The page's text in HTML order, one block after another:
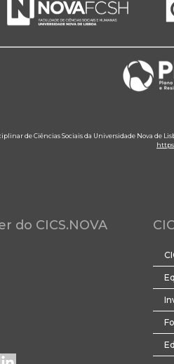
de Ciências Sociais da Universidade Nova de
do CICS.NOVA